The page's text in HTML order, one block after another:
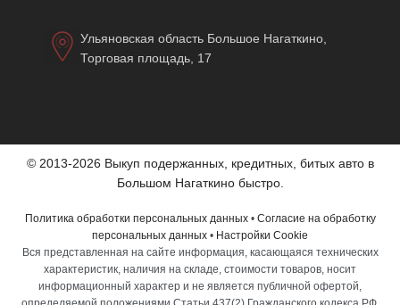
Ульяновская область Большое Нагаткино,
Торговая площадь, 17
© 2013-2026 Выкуп подержанных, кредитных, битых авто в
Большом Нагаткино быстро.
Политика обработки персональных данных• Согласие на обработку
персональных данных • Настройки Cookie
Вся представленная на сайте информация, касающаяся технических
характеристик, наличия на складе, стоимости товаров, носит
информационный характер и не является публичной офертой,